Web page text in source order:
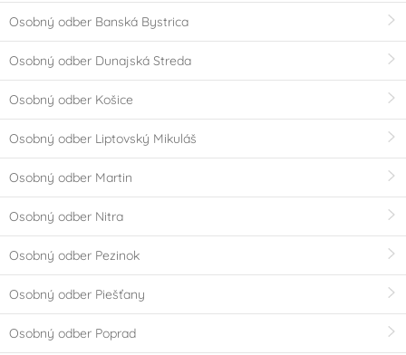
Osobný odber Banská Bystrica
Osobný odber Dunajská Streda
Osobný odber Košice
Osobný odber Liptovský Mikuláš
Osobný odber Martin
Osobný odber Nitra
Osobný odber Pezinok
Osobný odber Piešťany
Osobný odber Poprad